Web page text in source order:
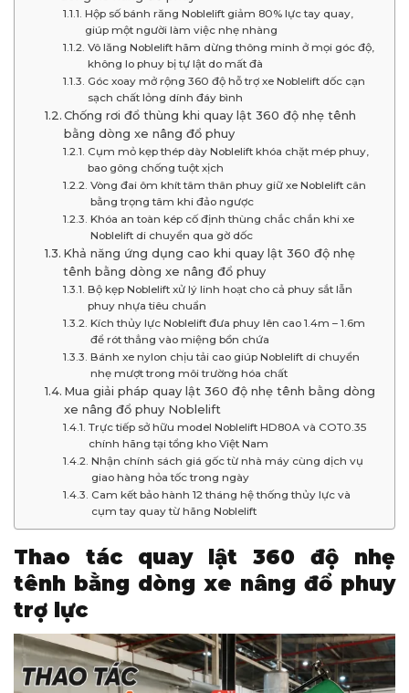
Hộp số bánh răng Noblelift giảm 80% lực tay quay,
giúp một người làm việc nhẹ nhàng
Vô lăng Noblelift hãm dừng thông minh ở mọi góc độ,
không lo phuy bị tự lật do mất đà
Góc xoay mở rộng 360 độ hỗ trợ xe Noblelift dốc cạn
sạch chất lỏng dính đáy bình
Chống rơi đổ thùng khi quay lật 360 độ nhẹ tênh
bằng dòng xe nâng đổ phuy
Cụm mỏ kẹp thép dày Noblelift khóa chặt mép phuy,
bao gông chống tuột xịch
Vòng đai ôm khít tâm thân phuy giữ xe Noblelift cân
bằng trọng tâm khi đảo ngược
Khóa an toàn kép cố định thùng chắc chắn khi xe
Noblelift di chuyển qua gờ dốc
Khả năng ứng dụng cao khi quay lật 360 độ nhẹ
tênh bằng dòng xe nâng đổ phuy
Bộ kẹp Noblelift xử lý linh hoạt cho cả phuy sắt lẫn
phuy nhựa tiêu chuẩn
Kích thủy lực Noblelift đưa phuy lên cao 1.4m – 1.6m
để rót thẳng vào miệng bồn chứa
Bánh xe nylon chịu tải cao giúp Noblelift di chuyển
nhẹ mượt trong môi trường hóa chất
Mua giải pháp quay lật 360 độ nhẹ tênh bằng dòng
xe nâng đổ phuy Noblelift
Trực tiếp sở hữu model Noblelift HD80A và COT0.35
chính hãng tại tổng kho Việt Nam
Nhận chính sách giá gốc từ nhà máy cùng dịch vụ
giao hàng hỏa tốc trong ngày
Cam kết bảo hành 12 tháng hệ thống thủy lực và
cụm tay quay từ hãng Noblelift
Thao tác quay lật 360 độ nhẹ
tênh bằng dòng xe nâng đổ phuy
trợ lực